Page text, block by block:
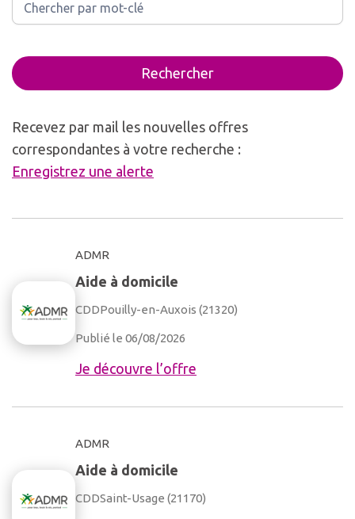
Rechercher
Recevez par mail les nouvelles offres
correspondantes à votre recherche :
Enregistrez une alerte
ADMR
Aide à domicile
CDDPouilly-en-Auxois (21320)
Publié le 06/08/2026
Je découvre l’offre
ADMR
Aide à domicile
CDDSaint-Usage (21170)